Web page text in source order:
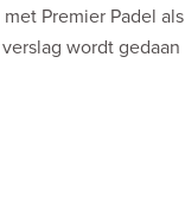
Premier Padel als
wordt gedaan